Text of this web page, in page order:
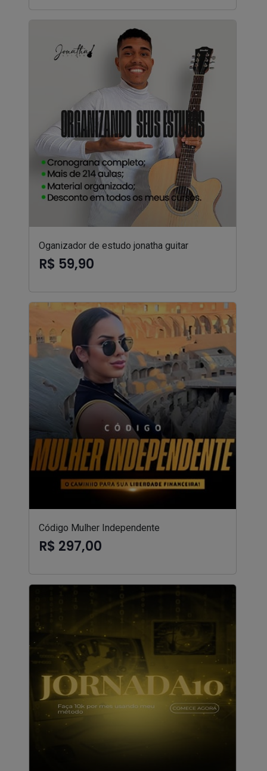
Oganizador de estudo jonatha guitar
R$ 59,90
Código Mulher Independente
R$ 297,00